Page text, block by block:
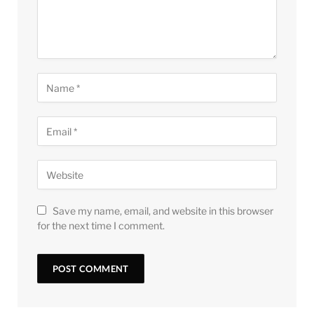
Save my name, email, and website in this browser
for the next time I comment.